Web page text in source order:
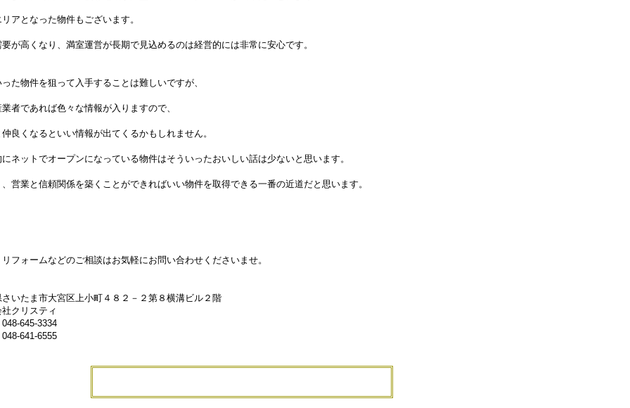
アとなった物件もございます。
が高くなり、満室運営が長期で見込めるのは経営的には非常に安心です。
た物件を狙って入手することは難しいですが、
者であれば色々な情報が入りますので、
良くなるといい情報が出てくるかもしれません。
ネットでオープンになっている物件はそういったおいしい話は少ないと思います。
営業と信頼関係を築くことができればいい物件を取得できる一番の近道だと思います。
フォームなどのご相談はお気軽にお問い合わせくださいませ。
さいたま市大宮区上小町４８２－２第８横溝ビル２階
クリスティ
645-3334
641-6555